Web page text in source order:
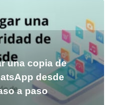
una copia de
desde
a paso